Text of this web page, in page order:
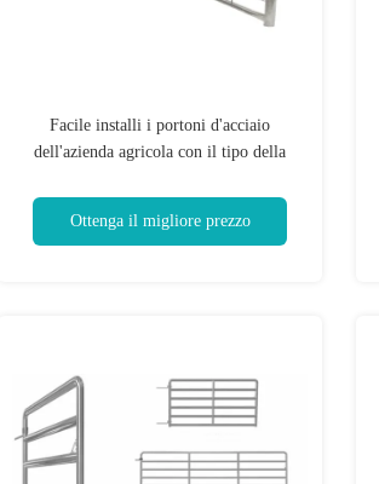
Facile installi i portoni d'acciaio
dell'azienda agricola con il tipo della
Ottenga il migliore prezzo